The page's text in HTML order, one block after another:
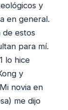
y
en general.
de estos
para mí.
lo hice
y
novia en
me dijo